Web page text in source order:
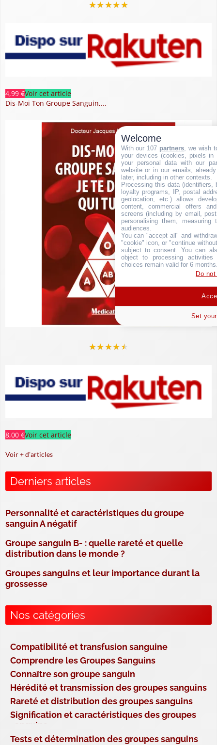
★★★★★
4,99 €Voir cet article
Dis-Moi Ton Groupe Sanguin,...
★★★★★
8,00 €Voir cet article
Voir + d'articles
Derniers articles
Personnalité et caractéristiques du groupe
sanguin A négatif
Groupe sanguin B- : quelle rareté et quelle
distribution dans le monde ?
Groupes sanguins et leur importance durant la
grossesse
Nos catégories
Compatibilité et transfusion sanguine
Comprendre les Groupes Sanguins
Connaître son groupe sanguin
Hérédité et transmission des groupes sanguins
Rareté et distribution des groupes sanguins
Signification et caractéristiques des groupes
sanguins
Tests et détermination des groupes sanguins
Welcome
With our 107 partners, we wish
your devices (cookies, pixels
your personal data with our
website or in our emails,
later, including in other contexts.
Processing this data (identifiers,
loyalty programs, IP, postal
geolocation, etc.) allows
content, commercial offers
screens (including by email,
personalising them, measuring
audiences.
You can "accept all" and
"cookie" icon, or "continue
subject to consent. You can
object to processing
choices remain valid for 6
Do
Set